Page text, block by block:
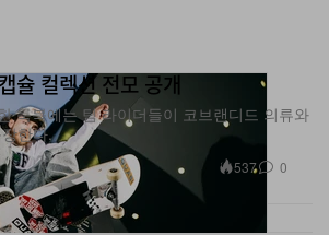
슐 컬렉션 전모 공개
룩북에는 팀 라이더들이 코브랜디드 의류와
한다.
537 0